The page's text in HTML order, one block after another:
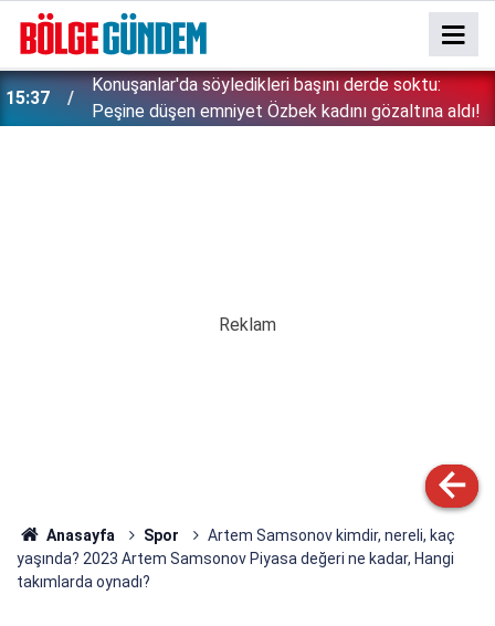
15:37
Konuşanlar'da söyledikleri başını derde soktu:
Peşine düşen emniyet Özbek kadını gözaltına aldı!
Çin'in gözü doymuyor: Altın rezervleri doldu taştı!
Anasayfa Spor
Artem Samsonov kimdir, nereli, kaç
yaşında? 2023 Artem Samsonov Piyasa değeri ne kadar, Hangi
takımlarda oynadı?